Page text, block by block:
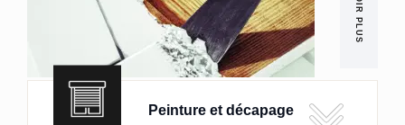
Peinture et décapage